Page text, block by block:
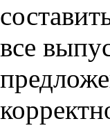
все